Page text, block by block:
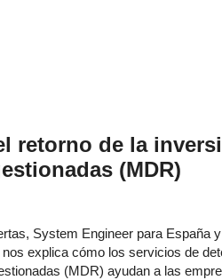
retorno de la
(MDR)
System Engineer para España
nos explica cómo los servicios de
(MDR) ayudan a las